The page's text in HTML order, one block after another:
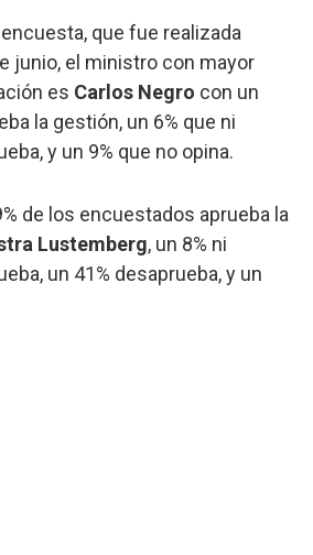
que fue realizada
junio, el ministro con mayor
es Carlos Negro con un
la gestión, un 6% que ni
y un 9% que no opina.
de los encuestados aprueba la
Lustemberg, un 8% ni
un 41% desaprueba, y un